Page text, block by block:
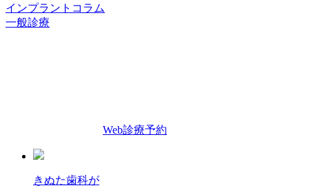
インプラントコラム
一般診療
Web診療予約
きぬた歯科が